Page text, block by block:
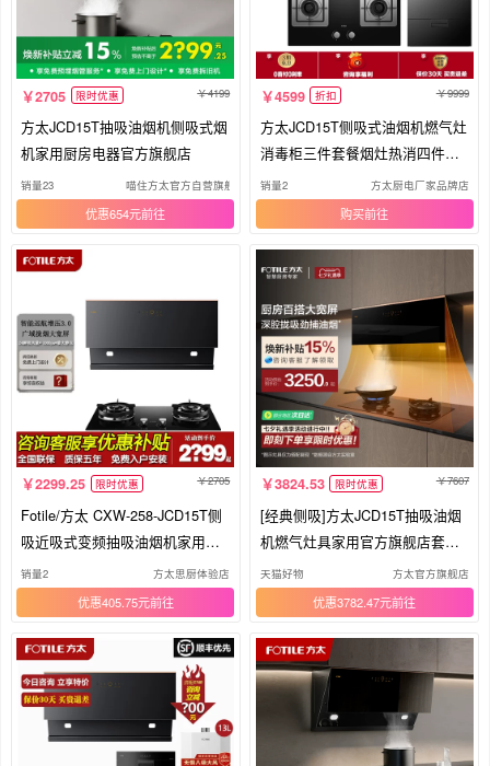
2705 限时优惠 4199
方太JCD15T抽吸油烟机侧吸式烟
机家用厨房电器官方旗舰店
销量23 喵住方太官方自营旗舰店
优惠654元
4599 折扣 9999
方太JCD15T侧吸式油烟机燃气灶
消毒柜三件套餐烟灶热消四件套
装R3
销量2 方太厨电厂家品牌店
购买
2299.25 限时优惠 2705
Fotile/方太 CXW-258-JCD15T侧
吸近吸式变频抽吸油烟机家用大
风量
销量2 方太思厨体验店
优惠405.75元
3824.53 限时优惠 7607
[经典侧吸]方太JCD15T抽吸油烟
机燃气灶具家用官方旗舰店套装
套餐
天猫好物 方太官方旗舰店
优惠3782.47元